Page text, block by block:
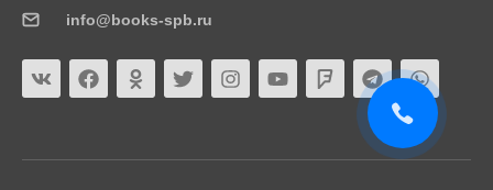
info@books-spb.ru